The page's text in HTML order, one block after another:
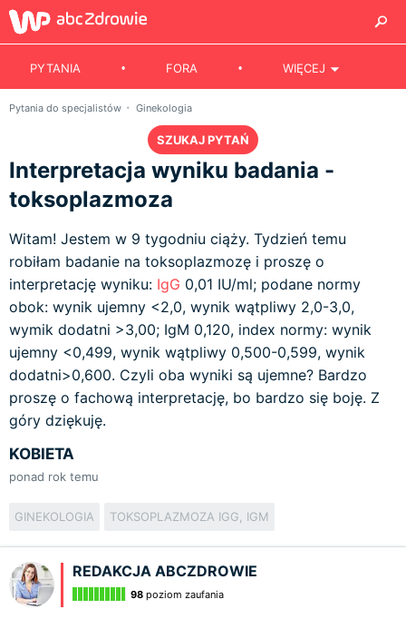
PYTANIA FORA WIĘCEJ
Pytania do specjalistów Ginekologia
SZUKAJ PYTAŃ
Interpretacja wyniku badania -
toksoplazmoza
Witam! Jestem w 9 tygodniu ciąży. Tydzień temu
robiłam badanie na toksoplazmozę i proszę o
interpretację wyniku: IgG 0,01 IU/ml; podane normy
obok: wynik ujemny <2,0, wynik wątpliwy 2,0-3,0,
wymik dodatni >3,00; IgM 0,120, index normy: wynik
ujemny <0,499, wynik wątpliwy 0,500-0,599, wynik
dodatni>0,600. Czyli oba wyniki są ujemne? Bardzo
proszę o fachową interpretację, bo bardzo się boję. Z
góry dziękuję.
KOBIETA
ponad rok temu
GINEKOLOGIA TOKSOPLAZMOZA IGG, IGM
REDAKCJA ABCZDROWIE
98 poziom zaufania